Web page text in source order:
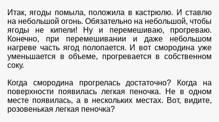
Итак, ягоды помыла, положила в кастрюлю. И ставлю
на небольшой огонь. Обязательно на небольшой, чтобы
ягоды не кипели! Ну и перемешиваю, прогреваю.
Конечно, при перемешивании и даже небольшом
нагреве часть ягод полопается. И вот смородина уже
уменьшается в объеме, прогревается в собственном
соку.
Когда смородина прогрелась достаточно? Когда на
поверхности появилась легкая пеночка. Не в одном
месте появилась, а в нескольких местах. Вот, видите,
розовенькая легкая пеночка?